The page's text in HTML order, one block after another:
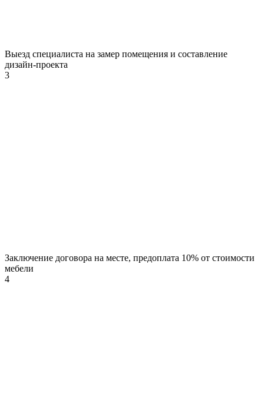
Выезд специалиста на замер помещения и составление
дизайн-проекта
3
Заключение договора на месте, предоплата 10% от стоимости
мебели
4